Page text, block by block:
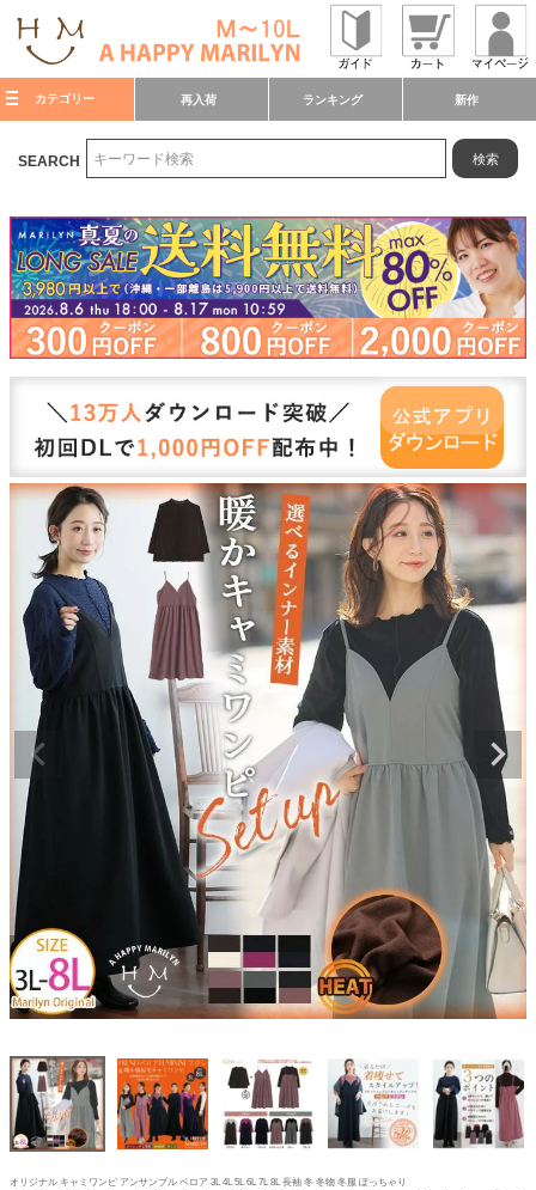
カテゴリー 再入荷 ランキング 新作
SEARCH 検索
オリジナル キャミワンピ アンサンブル ベロア 3L 4L 5L 6L 7L 8L 長袖 冬 冬物 冬服 ぽっちゃり